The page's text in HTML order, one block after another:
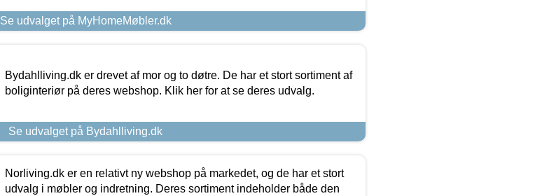
Se udvalget på MyHomeMøbler.dk
Bydahlliving.dk er drevet af mor og to døtre. De har et stort sortiment af
boliginteriør på deres webshop. Klik her for at se deres udvalg.
Se udvalget på Bydahlliving.dk
Norliving.dk er en relativt ny webshop på markedet, og de har et stort
udvalg i møbler og indretning. Deres sortiment indeholder både den